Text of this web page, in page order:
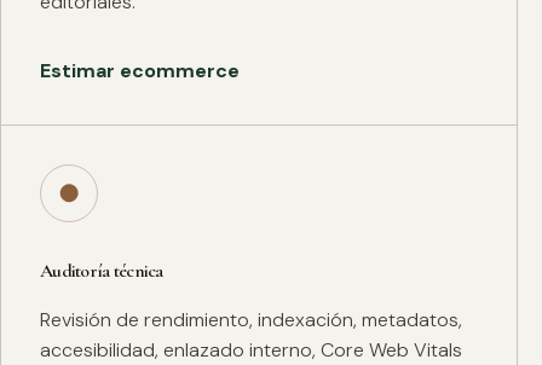
Estimar ecommerce
●
Auditoría técnica
Revisión de rendimiento, indexación, metadatos,
accesibilidad, enlazado interno, Core Web Vitals